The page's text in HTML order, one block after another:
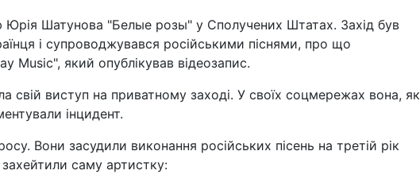
Юрія Шатунова "Белые розы" у Сполучених Штатах. Захід був
і супроводжувався російськими піснями, про що
Music", який опублікував відеозапис.
свій виступ на приватному заході. У своїх соцмережах вона, як
інцидент.
Вони засудили виконання російських пісень на третій рік
саму артистку: